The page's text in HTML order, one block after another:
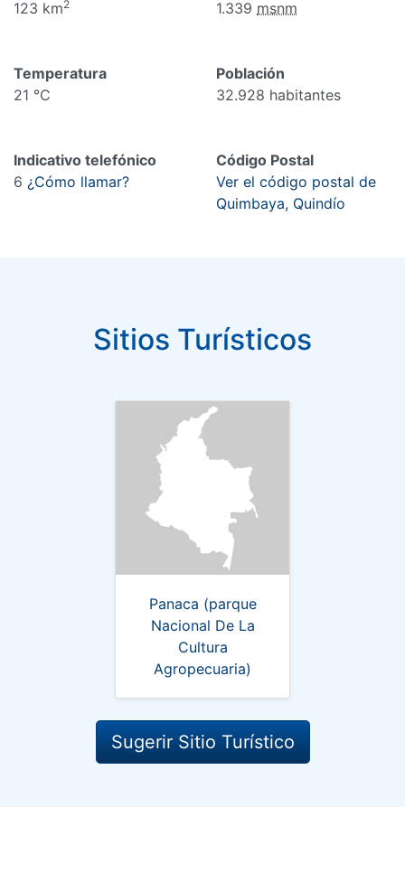
123 km2
1.339 msnm
Temperatura
21 °C
Población
32.928 habitantes
Indicativo telefónico
6 ¿Cómo llamar?
Código Postal
Ver el código postal de
Quimbaya, Quindío
Sitios Turísticos
Panaca (parque
Nacional De La
Cultura
Agropecuaria)
Sugerir Sitio Turístico